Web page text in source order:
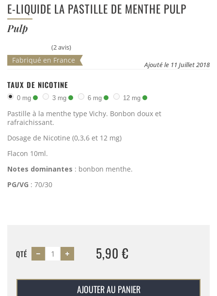
E-LIQUIDE LA PASTILLE DE MENTHE PULP
Pulp
(2 avis)
Ajouté le 11 Juillet 2018
TAUX DE NICOTINE
0 mg 3 mg 6 mg 12 mg
Fabriqué en France
Pastille à la menthe type Vichy. Bonbon doux et
rafraichissant.
Dosage de Nicotine (0,3,6 et 12 mg)
Flacon 10ml.
Notes dominantes : bonbon menthe.
PG/VG : 70/30
QTÉ 5,90 €
AJOUTER AU PANIER